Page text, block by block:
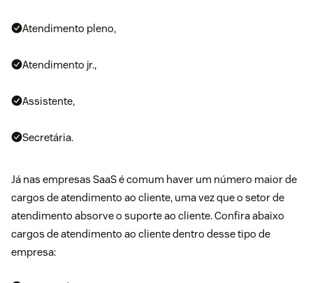
Atendimento pleno,
Atendimento jr.,
Assistente,
Secretária.
Já nas empresas SaaS é comum haver um número maior de
cargos de atendimento ao cliente, uma vez que o setor de
atendimento absorve o suporte ao cliente. Confira abaixo
cargos de atendimento ao cliente dentro desse tipo de
empresa: